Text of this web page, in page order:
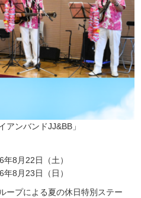
ンバンドJJ&BB」
年8月22日（土）
年8月23日（日）
ープによる夏の休日特別ステー